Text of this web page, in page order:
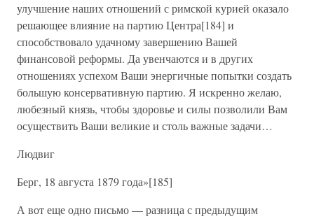
улучшение наших отношений с римской курией оказало
решающее влияние на партию Центра[184] и
способствовало удачному завершению Вашей
финансовой реформы. Да увенчаются и в других
отношениях успехом Ваши энергичные попытки создать
большую консервативную партию. Я искренно желаю,
любезный князь, чтобы здоровье и силы позволили Вам
осуществить Ваши великие и столь важные задачи…
Людвиг
Берг, 18 августа 1879 года»[185]
А вот еще одно письмо — разница с предыдущим